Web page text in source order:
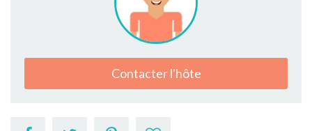
Contacter l'hôte